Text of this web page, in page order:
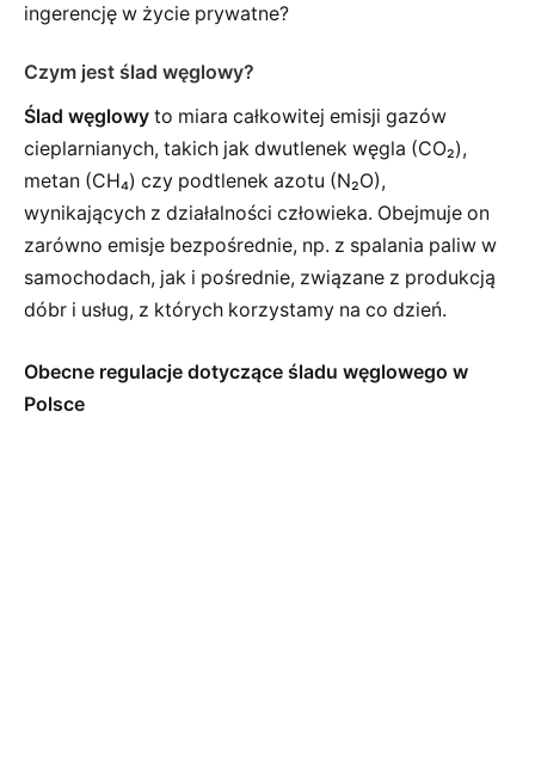
ingerencję w życie prywatne?
Czym jest ślad węglowy?
Ślad węglowy to miara całkowitej emisji gazów
cieplarnianych, takich jak dwutlenek węgla (CO₂),
metan (CH₄) czy podtlenek azotu (N₂O),
wynikających z działalności człowieka. Obejmuje on
zarówno emisje bezpośrednie, np. z spalania paliw w
samochodach, jak i pośrednie, związane z produkcją
dóbr i usług, z których korzystamy na co dzień.
Obecne regulacje dotyczące śladu węglowego w
Polsce